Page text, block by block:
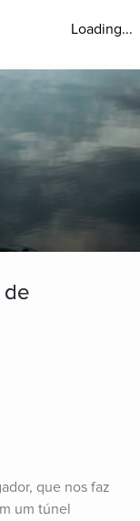
Loading...
de
que nos faz
um túnel